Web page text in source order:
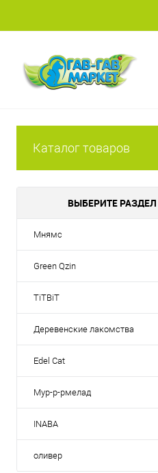
Каталог товаров
ВЫБЕРИТЕ РАЗДЕЛ
Мнямс
Green Qzin
TiTBiT
Деревенские лакомства
Edel Cat
Мур-р-рмелад
INABA
оливер